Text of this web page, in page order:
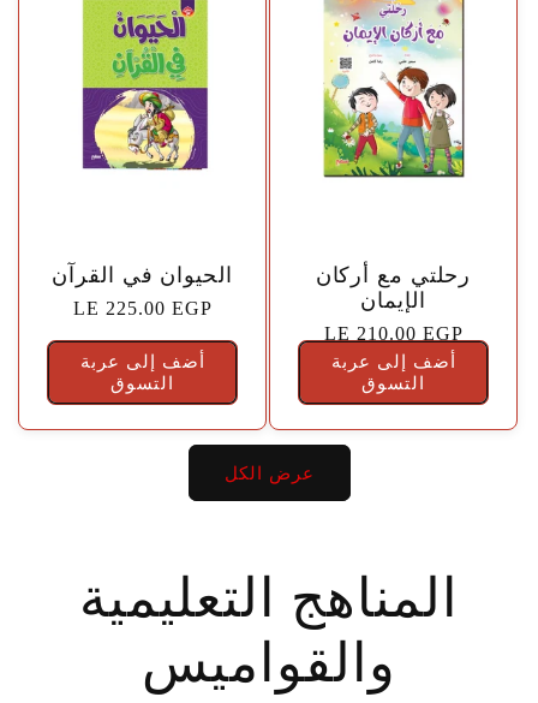
الحيوان في القرآن
السعر
الاعتيادي
LE 225.00 EGP
أضف إلى عربة
التسوق
رحلتي مع أركان
الإيمان
السعر
الاعتيادي
LE 210.00 EGP
أضف إلى عربة
التسوق
عرض الكل
المناهج التعليمية
والقواميس